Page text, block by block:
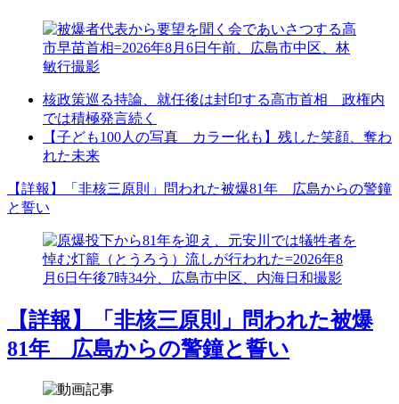
核政策巡る持論、就任後は封印する高市首相 政権内
では積極発言続く
【子ども100人の写真 カラー化も】残した笑顔、奪わ
れた未来
【詳報】「非核三原則」問われた被爆81年 広島からの警鐘
と誓い
【詳報】「非核三原則」問われた被爆
81年 広島からの警鐘と誓い